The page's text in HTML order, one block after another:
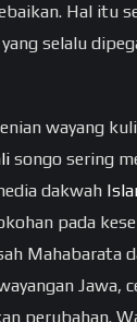
Hal itu
selalu
wayang
songo sering
dakwah
pada
Mahabarata
Jawa,
perubahan.